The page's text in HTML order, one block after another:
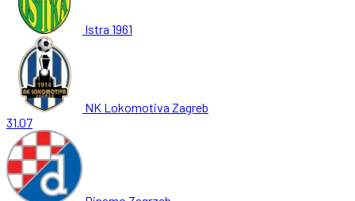
Istra 1961
NK Lokomotiva Zagreb
31.07